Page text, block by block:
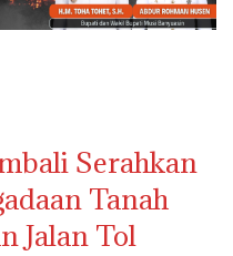
Serahkan
Tanah
Jalan Tol